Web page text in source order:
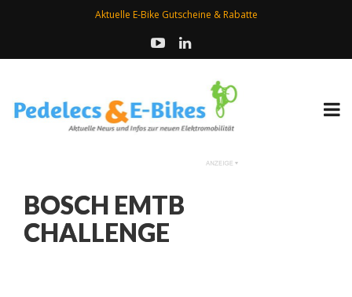
Aktuelle E-Bike Gutscheine & Rabatte
BOSCH EMTB
CHALLENGE